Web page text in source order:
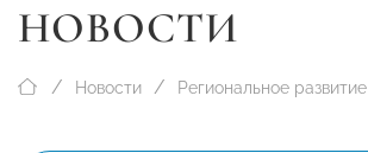
НОВОСТИ
Новости Региональное развитие